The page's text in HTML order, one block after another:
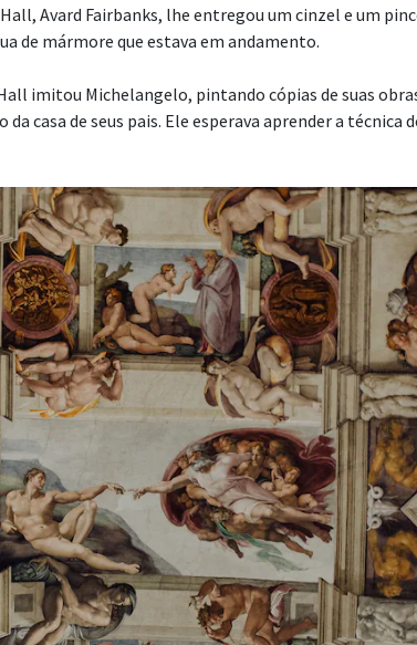
Avard Fairbanks, lhe entregou um cinzel e um
de mármore que estava em andamento.
imitou Michelangelo, pintando cópias de suas
casa de seus pais. Ele esperava aprender a técnica